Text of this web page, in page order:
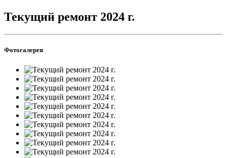
Текущий ремонт 2024 г.
Фотогалерея